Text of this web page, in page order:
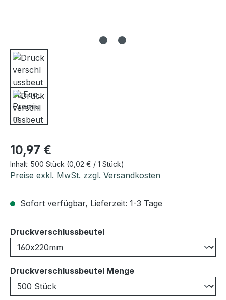
Regulärer Preis:
10,97 €
Inhalt: 500 Stück (0,02 € / 1 Stück)
Preise exkl. MwSt. zzgl. Versandkosten
Sofort verfügbar, Lieferzeit: 1-3 Tage
Druckverschlussbeutelauswählen
Druckverschlussbeutel Mengeauswählen